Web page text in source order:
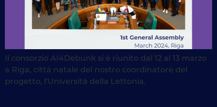
Il consorzio AI4Debunk si è riunito dal 12 al 13 marzo
a Riga, città natale del nostro coordinatore del
progetto, l'Università della Lettonia.